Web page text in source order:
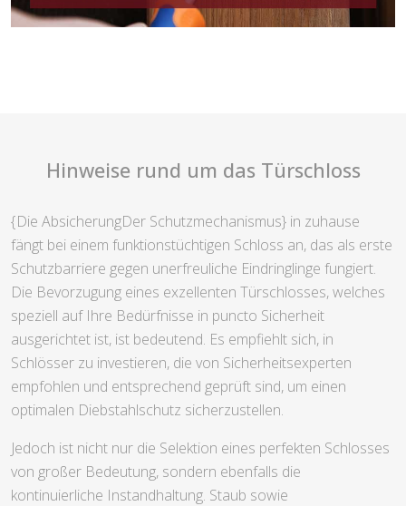
Hinweise rund um das Türschloss
{Die AbsicherungDer Schutzmechanismus} in zuhause
fängt bei einem funktionstüchtigen Schloss an, das als erste
Schutzbarriere gegen unerfreuliche Eindringlinge fungiert.
Die Bevorzugung eines exzellenten Türschlosses, welches
speziell auf Ihre Bedürfnisse in puncto Sicherheit
ausgerichtet ist, ist bedeutend. Es empfiehlt sich, in
Schlösser zu investieren, die von Sicherheitsexperten
empfohlen und entsprechend geprüft sind, um einen
optimalen Diebstahlschutz sicherzustellen.
Jedoch ist nicht nur die Selektion eines perfekten Schlosses
von großer Bedeutung, sondern ebenfalls die
kontinuierliche Instandhaltung. Staub sowie